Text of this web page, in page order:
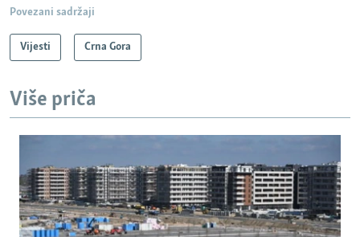
Povezani sadržaji
Vijesti Crna Gora
Više priča